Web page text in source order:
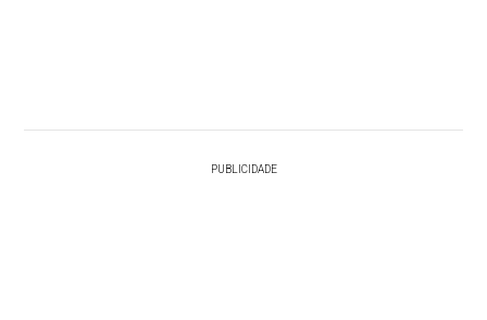
PUBLICIDADE